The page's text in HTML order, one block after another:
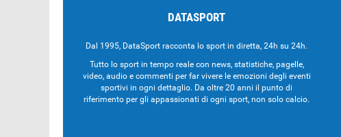
DATASPORT
Dal 1995, DataSport racconta lo sport in diretta, 24h su 24h.
Tutto lo sport in tempo reale con news, statistiche, pagelle,
video, audio e commenti per far vivere le emozioni degli eventi
sportivi in ogni dettaglio. Da oltre 20 anni il punto di
riferimento per gli appassionati di ogni sport, non solo calcio.